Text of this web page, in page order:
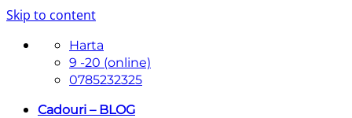
Skip to content
Harta
9 -20 (online)
0785232325
Cadouri – BLOG